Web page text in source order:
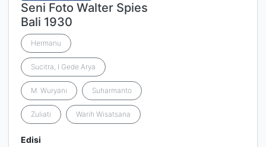
Seni Foto Walter Spies
Bali 1930
Hermanu
Sucitra, I Gede Arya
M. Wuryani Suharmanto
Zuliati Warih Wisatsana
Edisi